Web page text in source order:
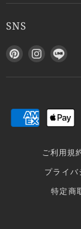
SNS
P
n
r
I
s
m
で
つ
L
N
見
て
く
さ
ご利用規
プライバ
特定商